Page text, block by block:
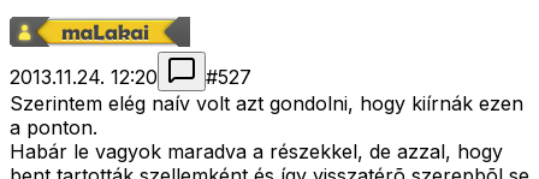
2013.11.24. 12:20 #527
Szerintem elég naív volt azt gondolni, hogy kiírnák ezen
a ponton.
Habár le vagyok maradva a részekkel, de azzal, hogy